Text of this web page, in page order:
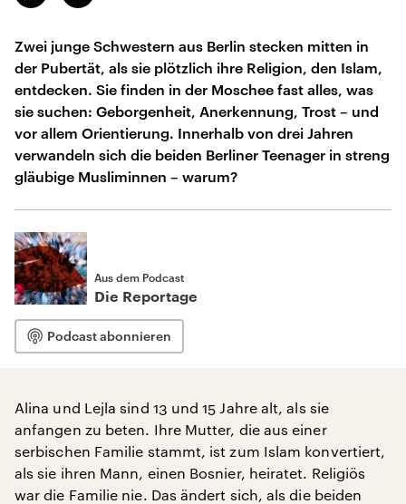
Zwei junge Schwestern aus Berlin stecken mitten in
der Pubertät, als sie plötzlich ihre Religion, den Islam,
entdecken. Sie finden in der Moschee fast alles, was
sie suchen: Geborgenheit, Anerkennung, Trost – und
vor allem Orientierung. Innerhalb von drei Jahren
verwandeln sich die beiden Berliner Teenager in streng
gläubige Musliminnen – warum?
Aus dem Podcast
Die Reportage
Podcast abonnieren
Alina und Lejla sind 13 und 15 Jahre alt, als sie
anfangen zu beten. Ihre Mutter, die aus einer
serbischen Familie stammt, ist zum Islam konvertiert,
als sie ihren Mann, einen Bosnier, heiratet. Religiös
war die Familie nie. Das ändert sich, als die beiden